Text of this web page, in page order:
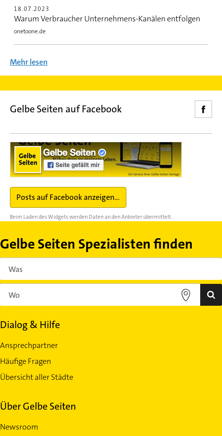
18.07.2023
Warum Verbraucher Unternehmens-Kanälen entfolgen
onetoone.de
Mehr lesen
Gelbe Seiten auf Facebook
Posts auf Facebook anzeigen...
Beim Laden des Widgets werden Daten an den Anbieter übermittelt.
Gelbe Seiten Spezialisten finden
Dialog & Hilfe
Ansprechpartner
Häufige Fragen
Übersicht aller Städte
Über Gelbe Seiten
Newsroom